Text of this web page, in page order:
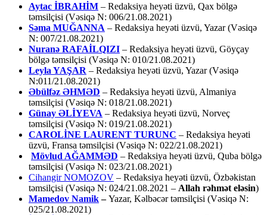
Aytac İBRAHİM – Redaksiya heyəti üzvü, Qax bölgə
təmsilçisi (Vəsiqə N: 006/21.08.2021)
Səma MUĞANNA – Redaksiya heyəti üzvü, Yazar (Vəsiqə
N: 007/21.08.2021)
Nuranə RAFAİLQIZI – Redaksiya heyəti üzvü, Göyçay
bölgə təmsilçisi (Vəsiqə N: 010/21.08.2021)
Leyla YAŞAR – Redaksiya heyəti üzvü, Yazar (Vəsiqə
N:011/21.08.2021)
Əbülfəz ƏHMƏD – Redaksiya heyəti üzvü, Almaniya
təmsilçisi (Vəsiqə N: 018/21.08.2021)
Günay ƏLİYEVA – Redaksiya heyəti üzvü, Norveç
təmsilçisi (Vəsiqə N: 019/21.08.2021)
CAROLİNE LAURENT TURUNC – Redaksiya heyəti
üzvü, Fransa təmsilçisi (Vəsiqə N: 022/21.08.2021)
Mövlud AĞAMMƏD – Redaksiya heyəti üzvü, Quba bölgə
təmsilçisi (Vəsiqə N: 023/21.08.2021)
Cihangir NOMOZOV – Redaksiya heyəti üzvü, Özbəkistan
təmsilçisi (Vəsiqə N: 024/21.08.2021 – Allah rəhmət eləsin)
Mamedov Namik–Yazar, Kəlbəcər təmsilçisi (Vəsiqə N:
025/21.08.2021)